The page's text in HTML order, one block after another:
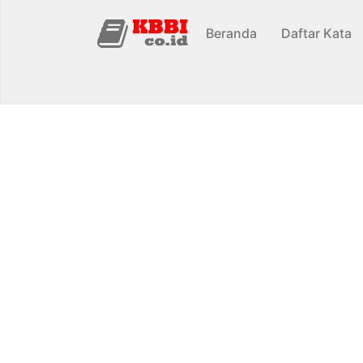
Beranda Daftar Kata